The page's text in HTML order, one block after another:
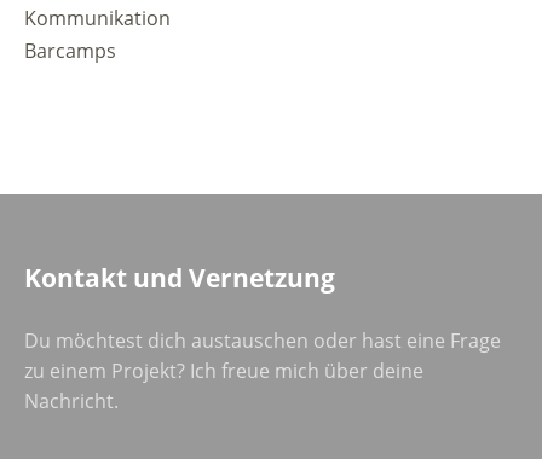
Kommunikation
Barcamps
Kontakt und Vernetzung
Du möchtest dich austauschen oder hast eine Frage
zu einem Projekt? Ich freue mich über deine
Nachricht.